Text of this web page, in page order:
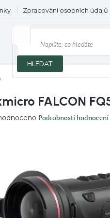
Zpracování osobních údajů
HLEDAT
FALCON
Podrobnosti hodnocení